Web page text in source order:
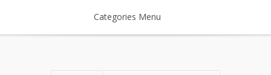
Categories Menu